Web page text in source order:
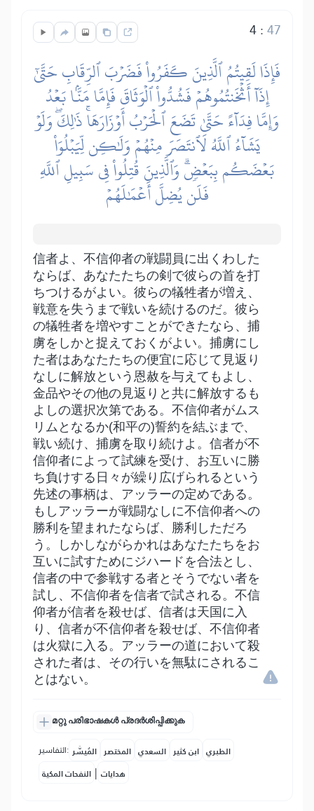
4:47
فَإِذَا لَقِيتُمُ ٱلَّذِينَ كَفَرُواْ فَضَرۡبَ ٱلرِّقَابِ حَتَّىٰٓ
إِذَآ أَثۡخَنتُمُوهُمۡ فَشُدُّواْ ٱلۡوَثَاقَ فَإِمَّا مَنَّۢا بَعۡدُ
وَإِمَّا فِدَآءً حَتَّىٰ تَضَعَ ٱلۡحَرۡبُ أَوۡزَارَهَاۚ ذَٰلِكَۖ وَلَوۡ
يَشَآءُ ٱللَّهُ لَٱنتَصَرَ مِنۡهُمۡ وَلَٰكِن لِّيَبۡلُوَاْ
بَعۡضَكُم بِبَعۡضٖۗ وَٱلَّذِينَ قُتِلُواْ فِي سَبِيلِ ٱللَّهِ
فَلَن يُضِلَّ أَعۡمَٰلَهُمۡ
信者よ、不信仰者の戦闘員に出くわした
ならば、あなたたちの剣で彼らの首を打
ちつけるがよい。彼らの犠牲者が増え、
戦意を失うまで戦いを続けるのだ。彼ら
の犠牲者を増やすことができたなら、捕
虜をしかと捉えておくがよい。捕虜にし
た者はあなたたちの便宜に応じて見返り
なしに解放という恩赦を与えてもよし、
金品やその他の見返りと共に解放するも
よしの選択次第である。不信仰者がムス
リムとなるか(和平の)誓約を結ぶまで、
戦い続け、捕虜を取り続けよ。信者が不
信仰者によって試練を受け、お互いに勝
ち負けする日々が繰り広げられるという
先述の事柄は、アッラーの定めである。
もしアッラーが戦闘なしに不信仰者への
勝利を望まれたならば、勝利しただろ
う。しかしながらかれはあなたたちをお
互いに試すためにジハードを合法とし、
信者の中で参戦する者とそうでない者を
試し、不信仰者を信者で試される。不信
仰者が信者を殺せば、信者は天国に入
り、信者が不信仰者を殺せば、不信仰者
は火獄に入る。アッラーの道において殺
された者は、その行いを無駄にされるこ
とはない。
മറ്റു പരിഭാഷകൾ പ്രദർശിപ്പിക്കുക
التفاسير: المُيسَّر المختصر السعدي ابن كثير الطبري
النفحات المكية | هدايات